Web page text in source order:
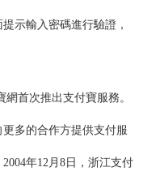
示輸入密碼進行驗證，
首次推出支付寶服務。
多的合作方提供支付服
年12月8日，浙江支付